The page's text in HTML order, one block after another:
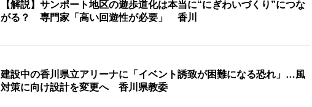
【解説】サンポート地区の遊歩道化は本当に“にぎわいづくり”につな
がる？ 専門家「高い回遊性が必要」 香川
建設中の香川県立アリーナに「イベント誘致が困難になる恐れ」…風
対策に向け設計を変更へ 香川県教委